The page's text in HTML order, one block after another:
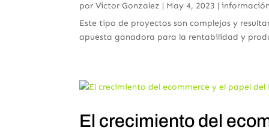
por Victor Gonzalez | May 4, 2023 |
Este tipo de proyectos son complejos y
apuesta ganadora para la rentabilidad y
El crecimiento del